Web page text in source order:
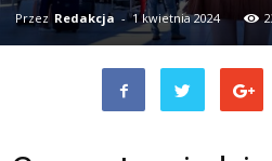
Przez Redakcja - 1 kwietnia 2024